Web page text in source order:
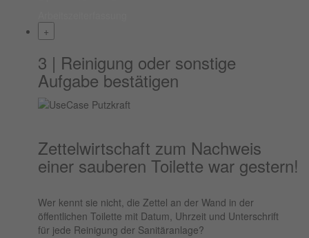
+
3 | Reinigung oder sonstige
Aufgabe bestätigen
Zettelwirtschaft zum Nachweis
einer sauberen Toilette war gestern!
Wer kennt sie nicht, die Zettel an der Wand in der
öffentlichen Toilette mit Datum, Uhrzeit und Unterschrift
für jede Reinigung der Sanitäranlage?